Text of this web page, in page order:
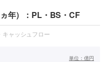
年）：PL・BS・CF
ャッシュフロー
単位： 億円